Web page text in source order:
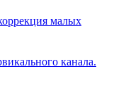
малых
канала.